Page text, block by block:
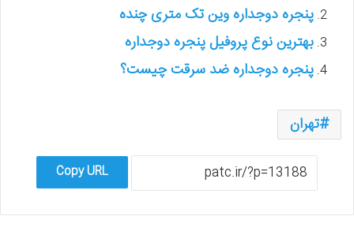
پنجره دوجداره وین تک متری چنده
بهترین نوع پروفیل پنجره دوجداره
پنجره دوجداره ضد سرقت چیست؟
تهران
Copy URL